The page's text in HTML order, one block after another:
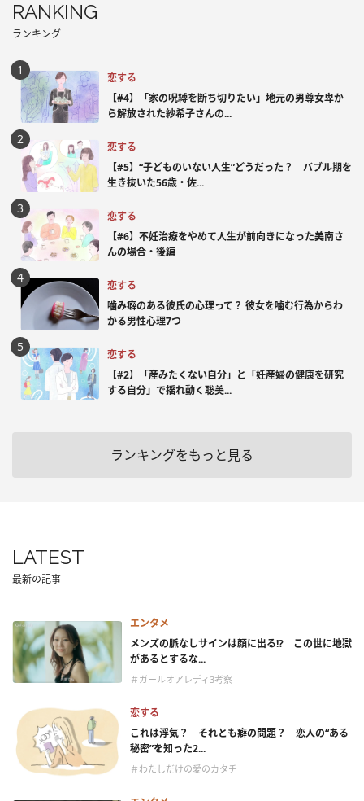
RANKING
ランキング
恋する
【#4】「家の呪縛を断ち切りたい」地元の男尊女卑か
ら解放された紗希子さんの...
恋する
【#5】“子どものいない人生”どうだった？ バブル期を
生き抜いた56歳・佐...
恋する
【#6】不妊治療をやめて人生が前向きになった美南さ
んの場合・後編
恋する
噛み癖のある彼氏の心理って？ 彼女を噛む行為からわ
かる男性心理7つ
恋する
【#2】「産みたくない自分」と「妊産婦の健康を研究
する自分」で揺れ動く聡美...
ランキングをもっと見る
LATEST
最新の記事
エンタメ
メンズの脈なしサインは顔に出る!? この世に地獄
があるとするな...
＃ガールオアレディ3考察
恋する
これは浮気？ それとも癖の問題？ 恋人の“ある
秘密”を知った2...
＃わたしだけの愛のカタチ